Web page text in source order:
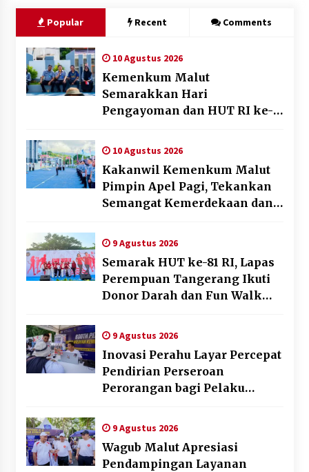
Popular Recent Comments
10 Agustus 2026
Kemenkum Malut
Semarakkan Hari
Pengayoman dan HUT RI ke-
Gawang Mini Dangdut
10 Agustus 2026
Kakanwil Kemenkum Malut
Pimpin Apel Pagi, Tekankan
Semangat Kemerdekaan dan
Publik
9 Agustus 2026
Semarak HUT ke-81 RI, Lapas
Perempuan Tangerang Ikuti
Donor Darah dan Fun Walk
Pemasyarakatan
9 Agustus 2026
Inovasi Perahu Layar Percepat
Pendirian Perseroan
Perorangan bagi Pelaku
9 Agustus 2026
Wagub Malut Apresiasi
Pendampingan Layanan